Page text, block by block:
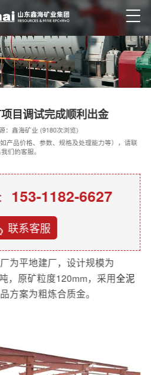
目调试完成顺利出金
：鑫海矿业 (9180次浏览)
产品价格、参数、规格及处理能力等），请联
们的客服。
153-1182-6627
联系客服
为平地建厂，设计规模为
，原矿粒度120mm，采用全泥
方案为粗炼合质金。